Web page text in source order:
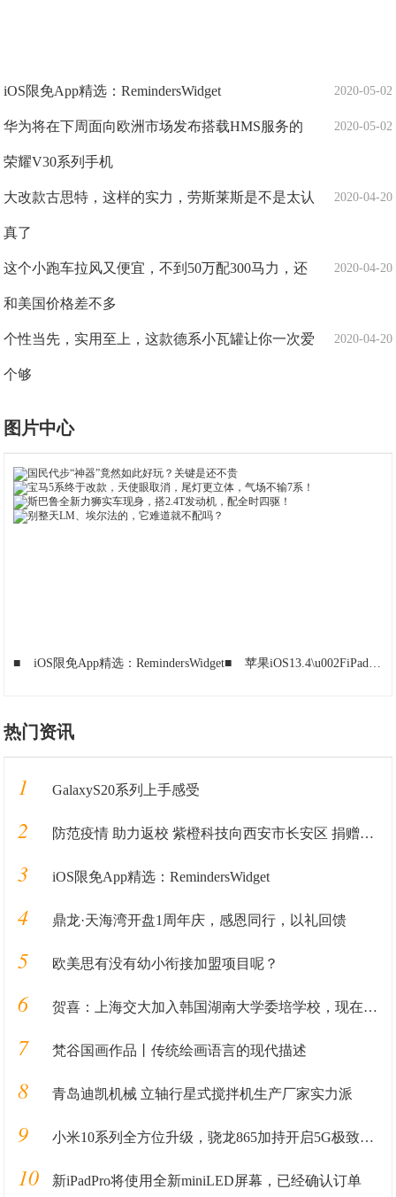
2020-05-02
iOS限免App精选：RemindersWidget
2020-05-02
华为将在下周面向欧洲市场发布搭载HMS服务的
荣耀V30系列手机
2020-04-20
大改款古思特，这样的实力，劳斯莱斯是不是太认
真了
2020-04-20
这个小跑车拉风又便宜，不到50万配300马力，还
和美国价格差不多
2020-04-20
个性当先，实用至上，这款德系小瓦罐让你一次爱
个够
图片中心
■ iOS限免App精选：RemindersWidget■ 苹果iOS13.4\u002FiPadOS13.4开发者预览版Beta5推送
热门资讯
1 GalaxyS20系列上手感受
2 防范疫情 助力返校 紫橙科技向西安市长安区 捐赠疫情防控系统
3 iOS限免App精选：RemindersWidget
4 鼎龙·天海湾开盘1周年庆，感恩同行，以礼回馈
5 欧美思有没有幼小衔接加盟项目呢？
6 贺喜：上海交大加入韩国湖南大学委培学校，现在报名，择优录取
7 梵谷国画作品丨传统绘画语言的现代描述
8 青岛迪凯机械 立轴行星式搅拌机生产厂家实力派
9 小米10系列全方位升级，骁龙865加持开启5G极致体验
10 新iPadPro将使用全新miniLED屏幕，已经确认订单